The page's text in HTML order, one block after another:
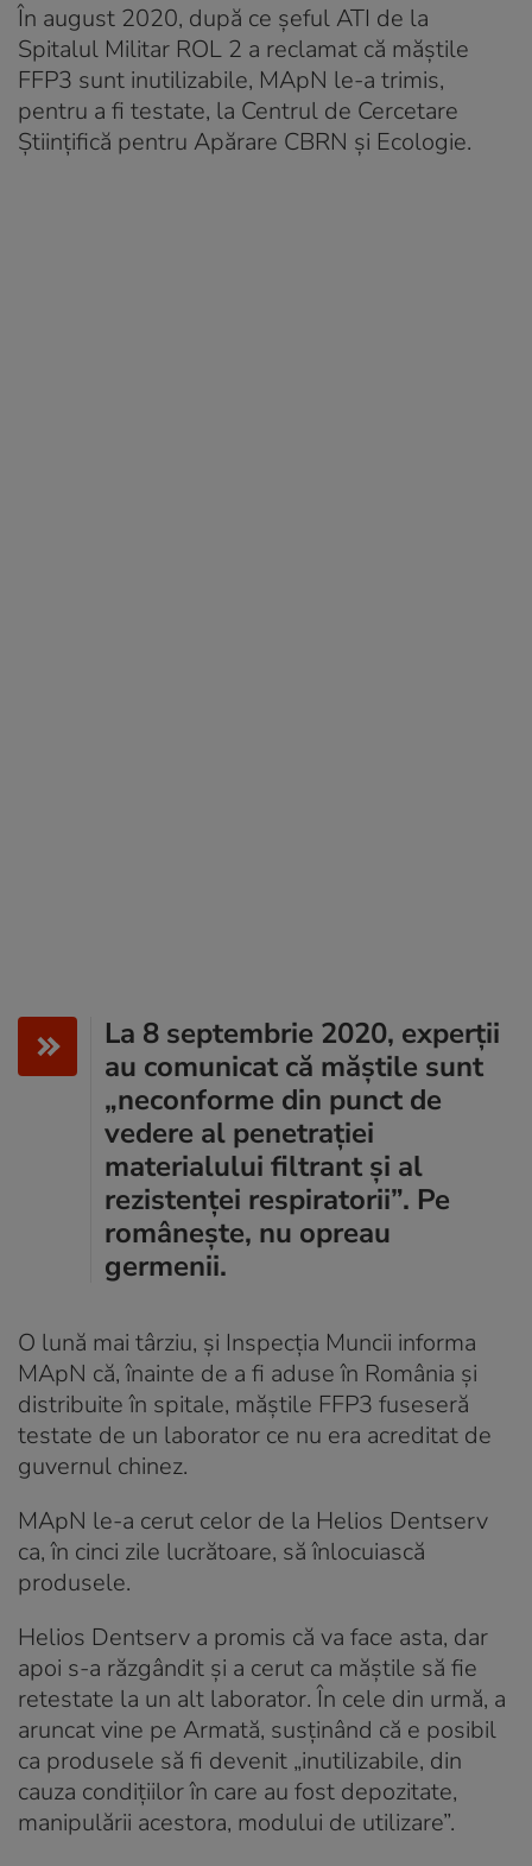
În august 2020, după ce şeful ATI de la
Spitalul Militar ROL 2 a reclamat că măştile
FFP3 sunt inutilizabile, MApN le-a trimis,
pentru a fi testate, la Centrul de Cercetare
Științifică pentru Apărare CBRN și Ecologie.
La 8 septembrie 2020, experţii
au comunicat că măştile sunt
„neconforme din punct de
vedere al penetrației
materialului filtrant și al
rezistenței respiratorii”. Pe
românește, nu opreau
germenii.
O lună mai târziu, și Inspecția Muncii informa
MApN că, înainte de a fi aduse în România și
distribuite în spitale, măștile FFP3 fuseseră
testate de un laborator ce nu era acreditat de
guvernul chinez.
MApN le-a cerut celor de la Helios Dentserv
ca, în cinci zile lucrătoare, să înlocuiască
produsele.
Helios Dentserv a promis că va face asta, dar
apoi s-a răzgândit și a cerut ca măştile să fie
retestate la un alt laborator. În cele din urmă, a
aruncat vine pe Armată, susţinând că e posibil
ca produsele să fi devenit „inutilizabile, din
cauza condițiilor în care au fost depozitate,
manipulării acestora, modului de utilizare”.